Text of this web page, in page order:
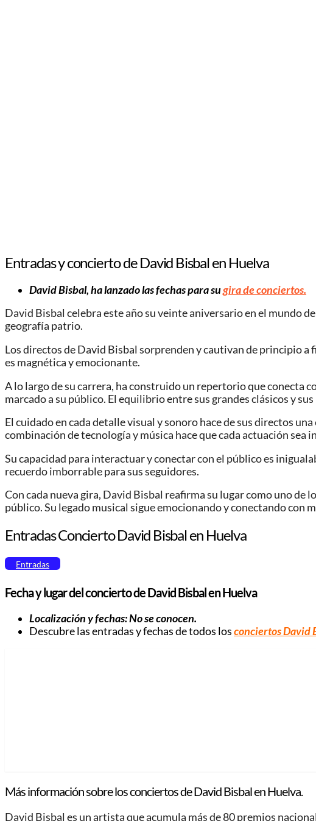
Entradas y concierto de David Bisbal en Huelva
David Bisbal, ha lanzado las fechas para sugira de conciertos.
David Bisbal celebra este año su veinte aniversario en el mundo
geografía patrio.
Los directos de David Bisbal sorprenden y cautivan de principio a
es magnética y emocionante.
A lo largo de su carrera, ha construido un repertorio que conecta
marcado a su público. El equilibrio entre sus grandes clásicos y
El cuidado en cada detalle visual y sonoro hace de sus directos
combinación de tecnología y música hace que cada actuación sea
Su capacidad para interactuar y conectar con el público es
recuerdo imborrable para sus seguidores.
Con cada nueva gira, David Bisbal reafirma su lugar como uno de
público. Su legado musical sigue emocionando y conectando con
Entradas Concierto David Bisbal en Huelva
Entradas
Fecha y lugar del concierto de David Bisbal en Huelva
Localización y fechas: No se conocen.
Descubre las entradas y fechas de todos losconciertos David
Más información sobre los conciertos de David Bisbal en Huelva.
David Bisbal es un artista que acumula más de 80 premios